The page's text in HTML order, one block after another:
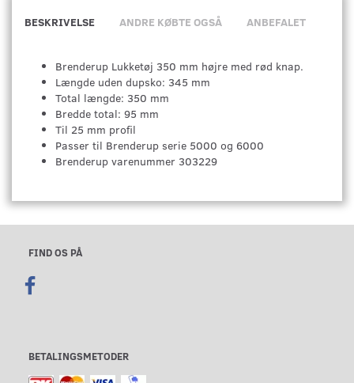
BESKRIVELSE ANDRE KØBTE OGSÅ ANBEFALET
Brenderup Lukketøj 350 mm højre med rød knap.
Længde uden dupsko: 345 mm
Total længde: 350 mm
Bredde total: 95 mm
Til 25 mm profil
Passer til Brenderup serie 5000 og 6000
Brenderup varenummer 303229
FIND OS PÅ
BETALINGSMETODER